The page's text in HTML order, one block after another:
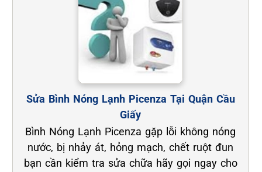
Sửa Bình Nóng Lạnh Picenza Tại Quận Cầu
Giấy
Bình Nóng Lạnh Picenza gặp lỗi không nóng
nước, bị nhảy át, hỏng mạch, chết ruột đun
bạn cần kiểm tra sửa chữa hãy gọi ngay cho